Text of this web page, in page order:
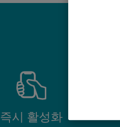
즉시 활성화